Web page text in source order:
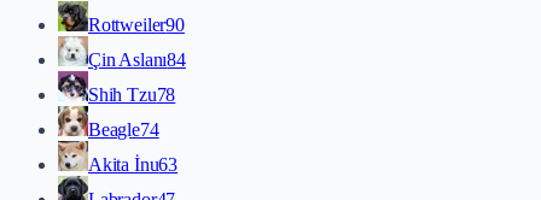
Rottweiler90
Çin Aslanı84
Shih Tzu78
Beagle74
Akita İnu63